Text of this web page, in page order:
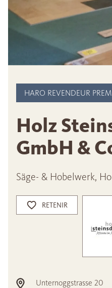
HARO REVENDEUR
Holz
GmbH &
Säge- & Hobelwerk,
RETENIR
Unternoggstrasse 20